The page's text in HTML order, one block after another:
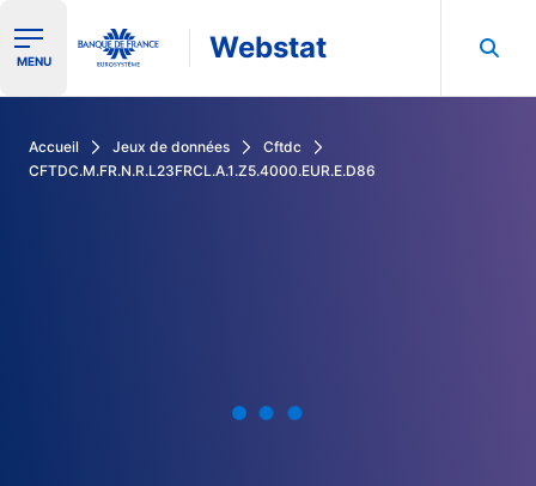
Ouvrir le menu de navigation
MENU Webstat
Accueil Jeux de données
Cftdc
CFTDC.M.FR.N.R.L23FRCL.A.1.Z5.4000.EUR.E.D86